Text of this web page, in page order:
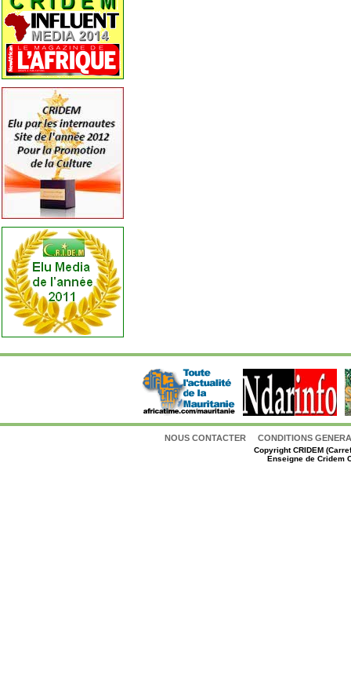
NOUS CONTACTER CONDITIONS
CopyrightCRIDEM
Enseigne de Cridem